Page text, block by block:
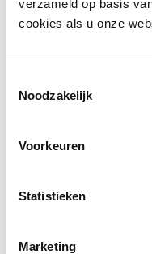
verzameld op basis
cookies als u onze
Noodzakelijk
Voorkeuren
Statistieken
Marketing
Nieuw
Trui 809989
€ 99,99